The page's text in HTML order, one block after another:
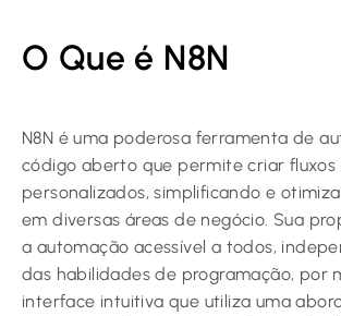
O Que é N8N
N8N é uma poderosa ferramenta de
código aberto que permite criar
personalizados, simplificando e
em diversas áreas de negócio. Sua
a automação acessível a todos,
das habilidades de programação, por
interface intuitiva que utiliza uma